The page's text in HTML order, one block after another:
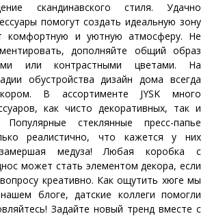
скандинавского стиля. Удачно
помогут создать идеальную зону
комфортную и уютную атмосферу. Не
дополняйте общий образ
или контрастными цветами. На
обустройства дизайн дома всегда
В ассортименте JYSK много
как чисто декоративных, так и
Популярные стеклянные пресс-папье
реалистично, что кажется у них
замершая медуза! Любая коробка с
может стать элементом декора, если
креативно. Как ощутить хюге мы
блоге, датские коллеги помогли
Задайте новый тренд вместе с